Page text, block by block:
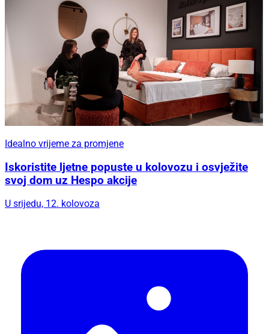
Idealno vrijeme za promjene
Iskoristite ljetne popuste u kolovozu i osvježite
svoj dom uz Hespo akcije
U srijedu, 12. kolovoza